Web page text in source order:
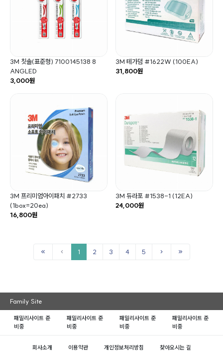
3M 칫솔(표준형) 7100145138 8
ANGLED
3,000원
3M 테가덤 #1622W (100EA)
31,800원
3M 프리미엄아이패치 #2733
(1box=20ea)
16,800원
3M 듀라포 #1538-1 (12EA)
24,000원
1 2 3 4 5
Family Site
패밀리사이트 준
비중
패밀리사이트 준
비중
패밀리사이트 준
비중
패밀리사이트 준
비중
회사소개 이용약관 개인정보처리방침 찾아오시는 길